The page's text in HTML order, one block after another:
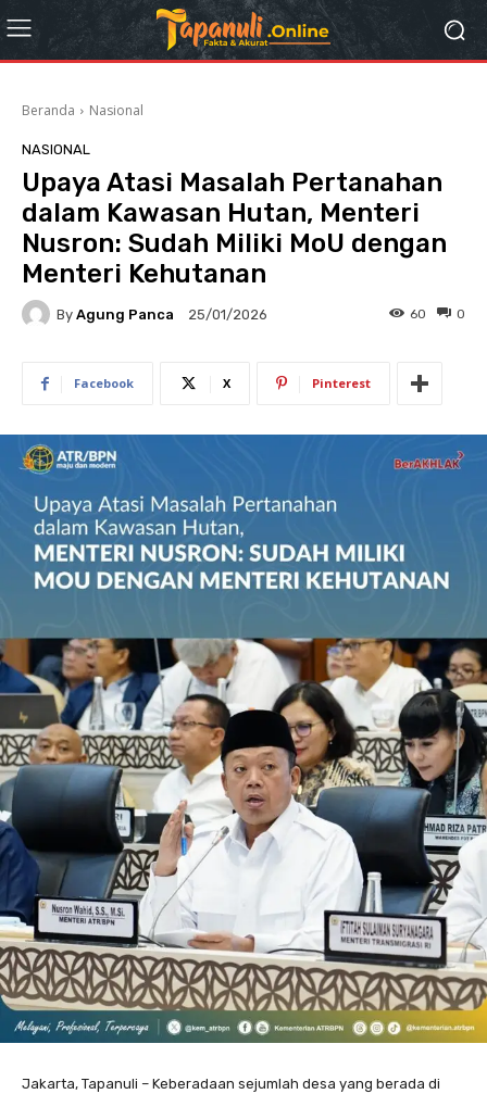
Beranda Nasional
NASIONAL
Upaya Atasi Masalah Pertanahan
dalam Kawasan Hutan, Menteri
Nusron: Sudah Miliki MoU dengan
Menteri Kehutanan
By Agung Panca 25/01/2026 0
60
Facebook X Pinterest
Jakarta, Tapanuli – Keberadaan sejumlah desa yang berada di